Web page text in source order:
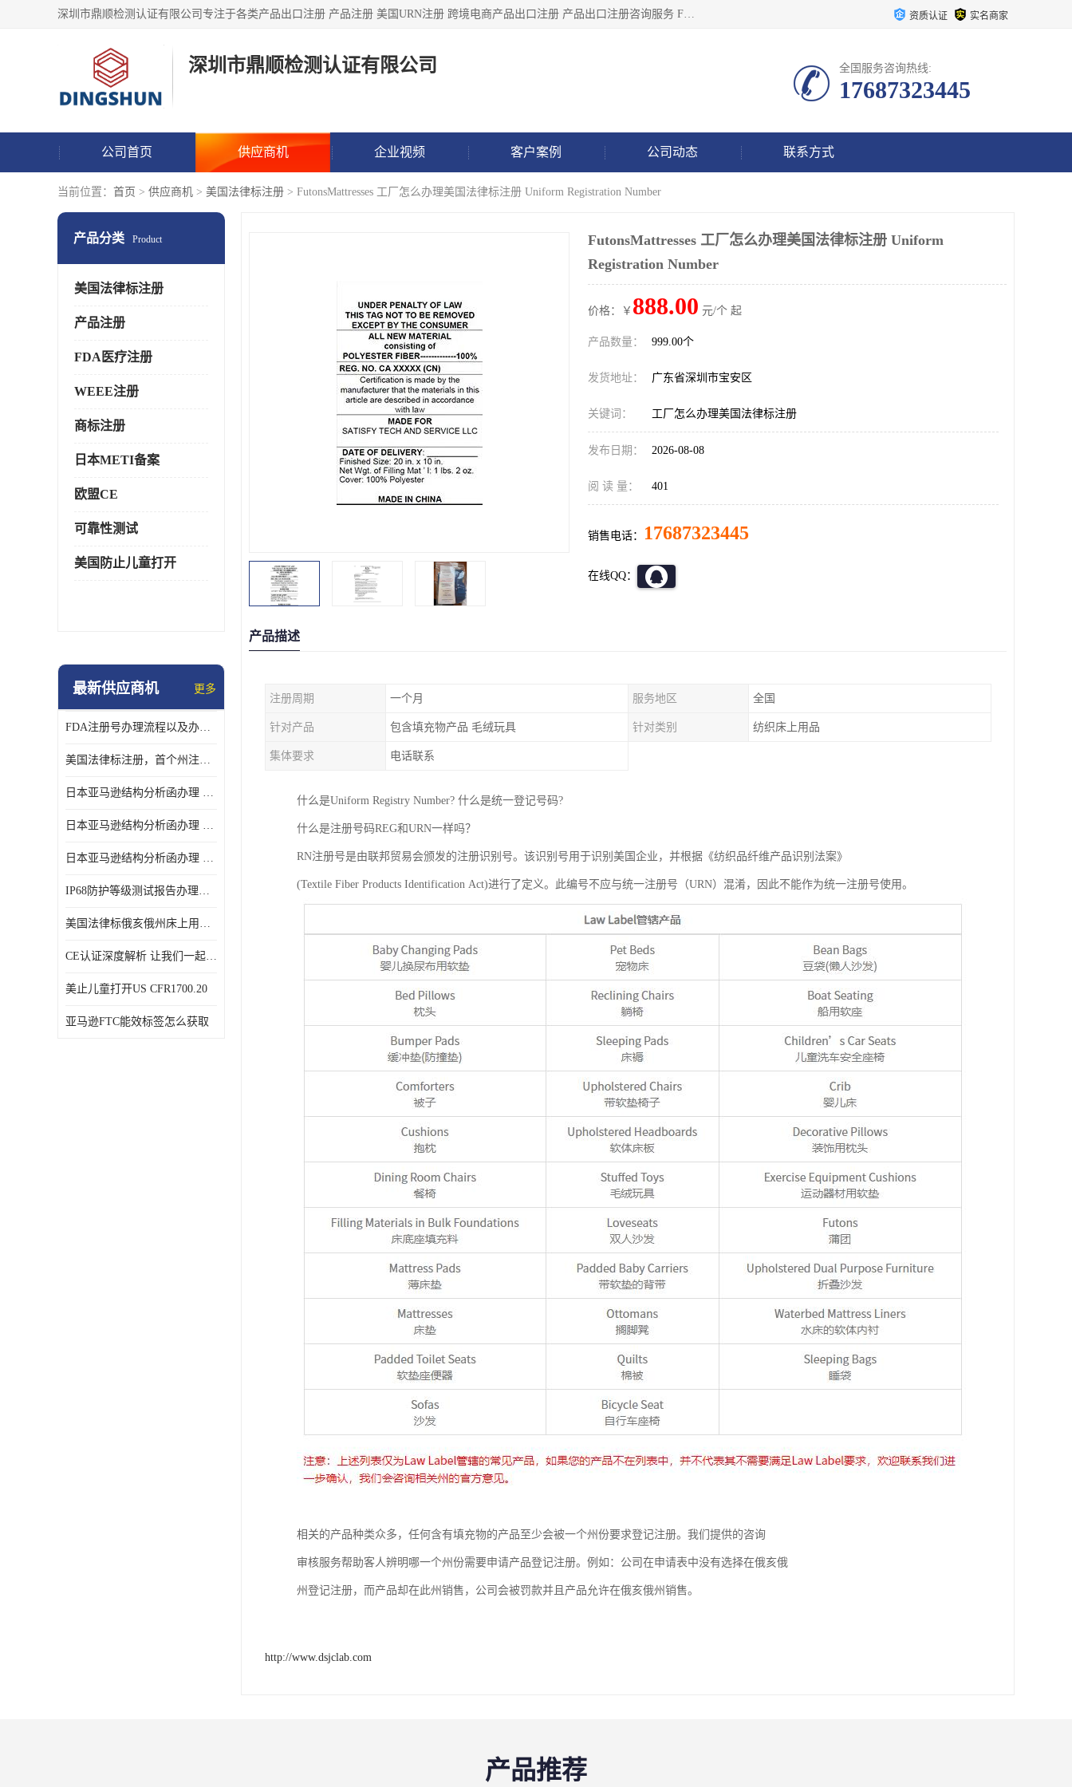
深圳市鼎顺检测认证有限公司专注于各类产品出口注册 产品注册 美国URN注册 跨境电商产品出口注册 产品出口注册咨询服务 FDA食品注册等我们是一家商务服务公司，为客户提供商标注册，本公司实力雄厚，能满足客户多种需求。 资质认证 实名商家
深圳市鼎顺检测认证有限公司 全国服务咨询热线:
17687323445
公司首页 供应商机 企业视频 客户案例 公司动态 联系方式
当前位置： 首页 > 供应商机 > 美国法律标注册 > FutonsMattresses 工厂怎么办理美国法律标注册 Uniform Registration Number
产品分类 Product
美国法律标注册
产品注册
FDA医疗注册
WEEE注册
商标注册
日本METI备案
欧盟CE
可靠性测试
美国防止儿童打开
最新供应商机 更多
FDA注册号办理流程以及办理周期是多久
美国法律标注册，首个州注册该如何选择
日本亚马逊结构分析函办理 日本亚马逊 电饭煲
日本亚马逊结构分析函办理 日本亚马逊 热水壶等；
日本亚马逊结构分析函办理 日本亚马逊 果汁搅拌机
IP68防护等级测试报告办理标准要求
美国法律标俄亥俄州床上用品许可证讲解！
CE认证深度解析 让我们一起来认识CE认证
美止儿童打开US CFR1700.20
亚马逊FTC能效标签怎么获取
FutonsMattresses 工厂怎么办理美国法律标注册 Uniform
Registration Number
价格：￥ 888.00 元/个 起
产品数量： 999.00个
发货地址： 广东省深圳市宝安区
关键词： 工厂怎么办理美国法律标注册
发布日期： 2026-08-08
阅 读 量： 401
销售电话： 17687323445
在线QQ：
产品描述
注册周期 一个月 服务地区 全国
针对产品 包含填充物产品 毛绒玩具 针对类别 纺织床上用品
集体要求 电话联系
什么是Uniform Registry Number? 什么是统一登记号码?
什么是注册号码REG和URN一样吗？
RN注册号是由联邦贸易会颁发的注册识别号。该识别号用于识别美国企业，并根据《纺织品纤维产品识别法案》
(Textile Fiber Products Identification Act)进行了定义。此编号不应与统一注册号（URN）混淆，因此不能作为统一注册号使用。
相关的产品种类众多，任何含有填充物的产品至少会被一个州份要求登记注册。我们提供的咨询
审核服务帮助客人辨明哪一个州份需要申请产品登记注册。例如：公司在申请表中没有选择在俄亥俄
州登记注册，而产品却在此州销售，公司会被罚款并且产品允许在俄亥俄州销售。
http://www.dsjclab.com
产品推荐